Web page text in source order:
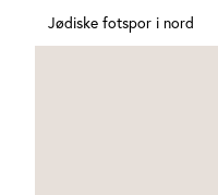
Jødiske fotspor i nord